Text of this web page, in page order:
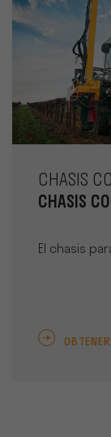
CHASIS
CHASIS
El chasis